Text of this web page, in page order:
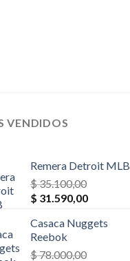
VENDIDOS
Remera Detroit MLB
$35.100,00
El
original
era:
$ 35.100,00.
$ 31.590,00El
actual
Casaca Nuggets
Reebok
$78.000,00